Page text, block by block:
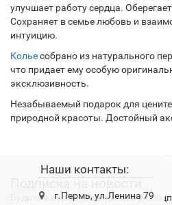
улучшает работу сердца.
Сохраняет в семье любовь и
интуицию.
Кольесобрано из натурального
что придает ему особую
эксклюзивность.
Незабываемый подарок для
природной красоты. Достойный
Наши контакты:
г.Пермь, ул.Ленина 79
Подписка на новости
Будьте в курсе новых акций и